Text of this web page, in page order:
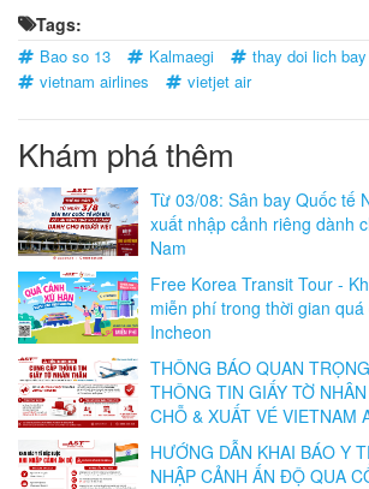
Tags:
Bao so 13 Kalmaegi
thay doi lich bay
vietnam airlines
vietjet air
Khám phá thêm
Từ 03/08: Sân bay Quốc tế
xuất nhập cảnh riêng dành
Nam
Free Korea Transit Tour -
miễn phí trong thời gian
Incheon
THÔNG BÁO QUAN
THÔNG TIN GIẤY TỜ
CHỖ & XUẤT VÉ VIETNAM
HƯỚNG DẪN KHAI BÁO Y
NHẬP CẢNH ẤN ĐỘ QUA